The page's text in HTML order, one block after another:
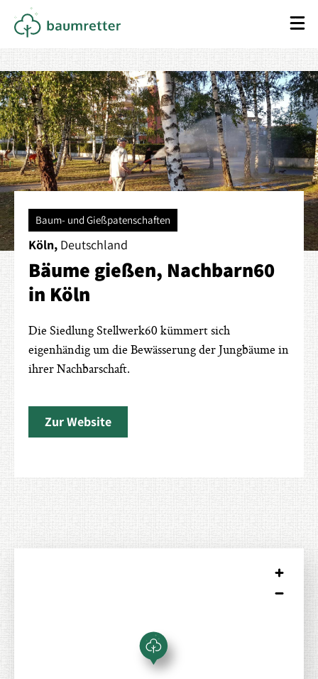
Baum- und Gießpatenschaften
Köln, Deutschland
Bäume gießen, Nachbarn60
in Köln
Die Siedlung Stellwerk60 kümmert sich
eigenhändig um die Bewässerung der Jungbäume in
ihrer Nachbarschaft.
Zur Website